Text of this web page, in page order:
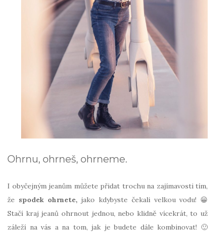
Ohrnu, ohrneš, ohrneme.
I obyčejným jeanům můžete přidat trochu na zajímavosti tím,
že spodek ohrnete, jako kdybyste čekali velkou vodu! 😀
Stačí kraj jeanů ohrnout jednou, nebo klidně vícekrát, to už
záleží na vás a na tom, jak je budete dále kombinovat! 🙂